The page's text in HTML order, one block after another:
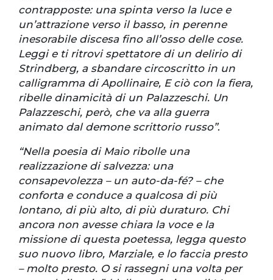
contrapposte: una spinta verso la luce e
un’attrazione verso il basso, in perenne
inesorabile discesa fino all’osso delle cose.
Leggi e ti ritrovi spettatore di un delirio di
Strindberg, a sbandare circoscritto in un
calligramma di Apollinaire, E ciò con la fiera,
ribelle dinamicità di un Palazzeschi. Un
Palazzeschi, però, che va alla guerra
animato dal demone scrittorio russo”.
“Nella poesia di Maio ribolle una
realizzazione di salvezza: una
consapevolezza – un auto-da-fé? – che
conforta e conduce a qualcosa di più
lontano, di più alto, di più duraturo. Chi
ancora non avesse chiara la voce e la
missione di questa poetessa, legga questo
suo nuovo libro, Marziale, e lo faccia presto
– molto presto. O si rassegni una volta per